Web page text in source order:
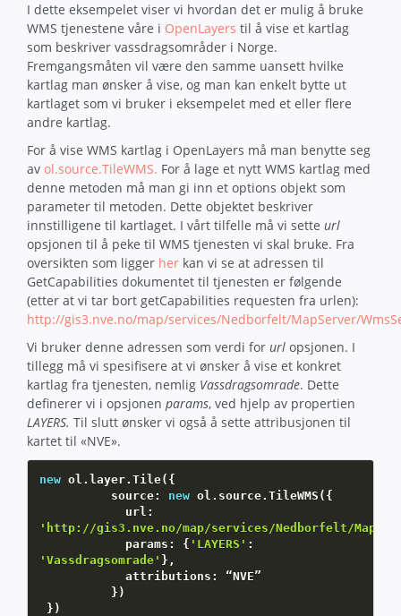
I dette eksempelet viser vi hvordan det er mulig å bruke
WMS tjenestene våre i OpenLayers til å vise et kartlag
som beskriver vassdragsområder i Norge.
Fremgangsmåten vil være den samme uansett hvilke
kartlag man ønsker å vise, og man kan enkelt bytte ut
kartlaget som vi bruker i eksempelet med et eller flere
andre kartlag.
For å vise WMS kartlag i OpenLayers må man benytte seg
av ol.source.TileWMS. For å lage et nytt WMS kartlag med
denne metoden må man gi inn et options objekt som
parameter til metoden. Dette objektet beskriver
innstilligene til kartlaget. I vårt tilfelle må vi sette url
opsjonen til å peke til WMS tjenesten vi skal bruke. Fra
oversikten som ligger her kan vi se at adressen til
GetCapabilities dokumentet til tjenesten er følgende
(etter at vi tar bort getCapabilities requesten fra urlen):
http://gis3.nve.no/map/services/Nedborfelt/MapServer/
Vi bruker denne adressen som verdi for url opsjonen. I
tillegg må vi spesifisere at vi ønsker å vise et konkret
kartlag fra tjenesten, nemlig Vassdragsomrade. Dette
definerer vi i opsjonen params, ved hjelp av propertien
LAYERS. Til slutt ønsker vi også å sette attribusjonen til
kartet til «NVE».
new ol . layer. Tile( {
          source
: new ol . source. TileWMS ( {
            url
:
'http://gis3.nve.no/map/services/Nedborfelt/
            params
: { 'LAYERS' :
'Vassdragsomrade' } ,
            attributions
:
“NVE”
} )
} )